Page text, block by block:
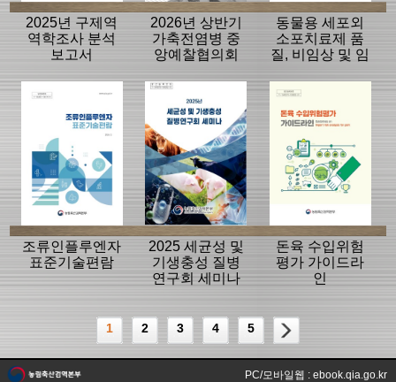
2025년 구제역
역학조사 분석
보고서
2026년 상반기
가축전염병 중
앙예찰협의회
동물용 세포외
소포치료제 품
질, 비임상 및 임
라인
조류인플루엔자
표준기술편람
2025 세균성 및
기생충성 질병
연구회 세미나
돈육 수입위험
평가 가이드라
인
1 2 3 4 5
PC/모바일웹 : ebook.qia.go.kr